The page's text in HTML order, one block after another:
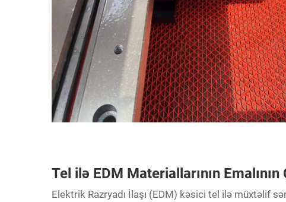
Tel ilə EDM Materiallarının
Elektrik Razryadı İlaşı (EDM) kəsici tel ilə müxtəlif